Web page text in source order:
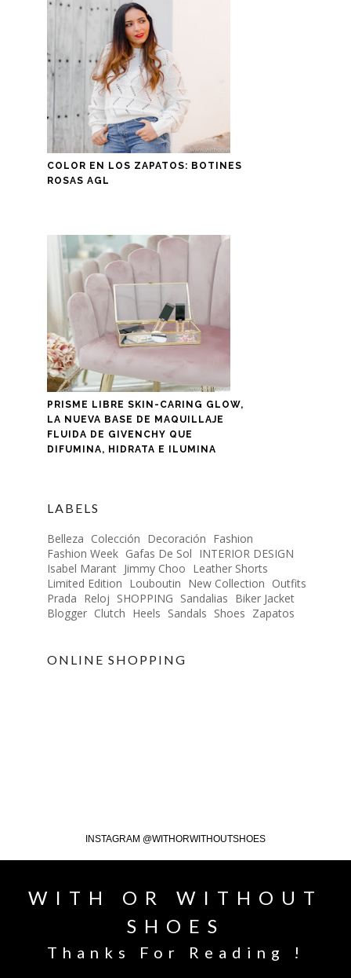
COLOR EN LOS ZAPATOS: BOTINES
ROSAS AGL
PRISME LIBRE SKIN-CARING GLOW,
LA NUEVA BASE DE MAQUILLAJE
FLUIDA DE GIVENCHY QUE
DIFUMINA, HIDRATA E ILUMINA
LABELS
Belleza Colección Decoración Fashion
Fashion Week Gafas De Sol INTERIOR DESIGN
Isabel Marant Jimmy Choo Leather Shorts
Limited Edition Louboutin New Collection Outfits
Prada Reloj SHOPPING Sandalias Biker Jacket
Blogger Clutch Heels Sandals Shoes Zapatos
ONLINE SHOPPING
INSTAGRAM @WITHORWITHOUTSHOES
WITH OR WITHOUT
SHOES
Thanks For Reading !